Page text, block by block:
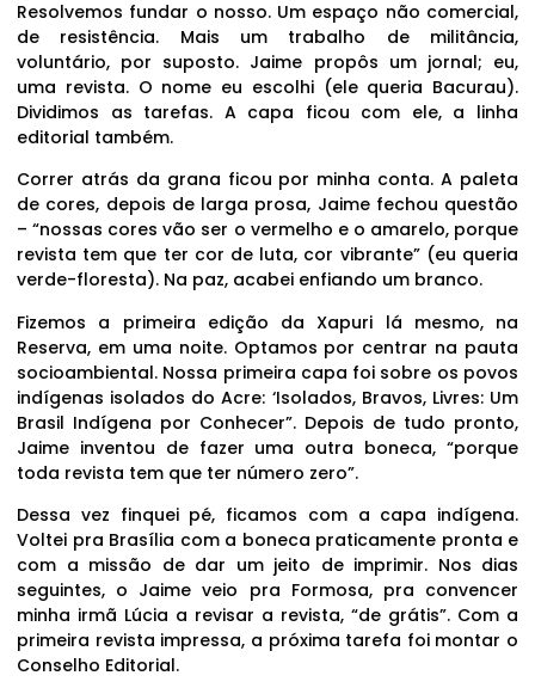
Resolvemos fundar o nosso. Um espaço não comercial,
de resistência. Mais um trabalho de militância,
voluntário, por suposto. Jaime propôs um jornal; eu,
uma revista. O nome eu escolhi (ele queria Bacurau).
Dividimos as tarefas. A capa ficou com ele, a linha
editorial também.
Correr atrás da grana ficou por minha conta. A paleta
de cores, depois de larga prosa, Jaime fechou questão
– “nossas cores vão ser o vermelho e o amarelo, porque
revista tem que ter cor de luta, cor vibrante” (eu queria
verde-floresta). Na paz, acabei enfiando um branco.
Fizemos a primeira edição da Xapuri lá mesmo, na
Reserva, em uma noite. Optamos por centrar na pauta
socioambiental. Nossa primeira capa foi sobre os povos
indígenas isolados do Acre: ‘Isolados, Bravos, Livres: Um
Brasil Indígena por Conhecer”. Depois de tudo pronto,
Jaime inventou de fazer uma outra boneca, “porque
toda revista tem que ter número zero”.
Dessa vez finquei pé, ficamos com a capa indígena.
Voltei pra Brasília com a boneca praticamente pronta e
com a missão de dar um jeito de imprimir. Nos dias
seguintes, o Jaime veio pra Formosa, pra convencer
minha irmã Lúcia a revisar a revista, “de grátis”. Com a
primeira revista impressa, a próxima tarefa foi montar o
Conselho Editorial.